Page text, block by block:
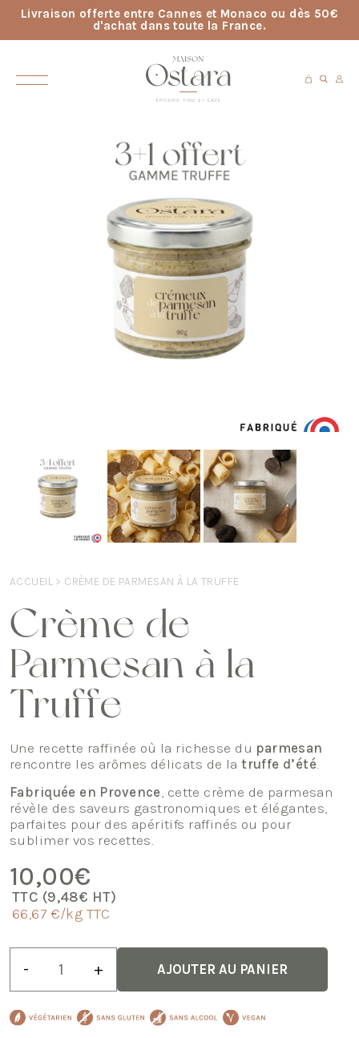
Livraison offerte entre Cannes et Monaco ou dès 50€
d'achat dans toute la France.
ACCUEIL> CRÈME DE PARMESAN À LA TRUFFE
Crème de
Parmesan à la
Truffe
Une recette raffinée où la richesse du parmesan
rencontre les arômes délicats de latruffe d’été.
Fabriquée en Provence, cette crème de parmesan
révèle des saveurs gastronomiques et élégantes,
parfaites pour des apéritifs raffinés ou pour
sublimer vos recettes.
10,00€
TTC (9,48€ HT)
66,67 €/kg TTC
-
quantité
Crème
de
Parmesan
+ AJOUTER AU PANIER